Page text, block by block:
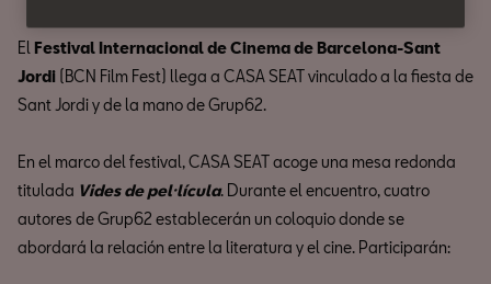
El Festival Internacional de Cinema de Barcelona-Sant
Jordi (BCN Film Fest) llega a CASA SEAT vinculado a la fiesta de
Sant Jordi y de la mano de Grup62.
En el marco del festival, CASA SEAT acoge una mesa redonda
titulada Vides de pel·lícula. Durante el encuentro, cuatro
autores de Grup62 establecerán un coloquio donde se
abordará la relación entre la literatura y el cine. Participarán: